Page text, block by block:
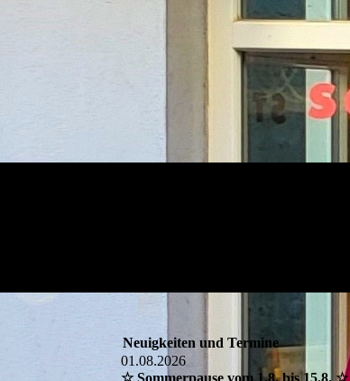
Neuigkeiten und Termine
01.08.2026
☆ Sommerpause vom 1.8. bis 15.8. ☆